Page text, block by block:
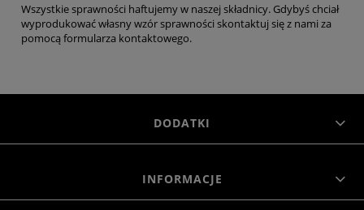
Wszystkie sprawności haftujemy w naszej składnicy. Gdybyś chciał
wyprodukować własny wzór sprawności skontaktuj się z nami za
pomocą formularza kontaktowego.
DODATKI
INFORMACJE